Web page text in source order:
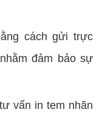
cách gửi trực
đảm bảo sự
vấn in tem nhãn